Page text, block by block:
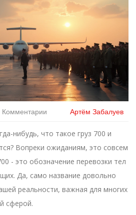
Комментарии Артём Забалуев
нибудь, что такое груз 700 и
Вопреки ожиданиям, это совсем
- это обозначение перевозки тел
Да, само название довольно
реальности, важная для многих
сферой.